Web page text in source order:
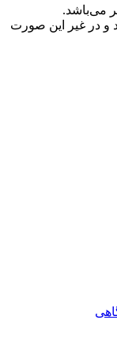
می‌باشد.
و در غیر این صورت